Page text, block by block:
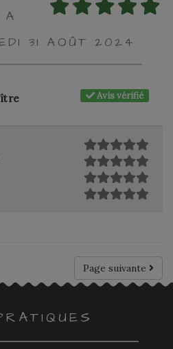
A
31 AOÛT 2024
Avis vérifié
Page suivante